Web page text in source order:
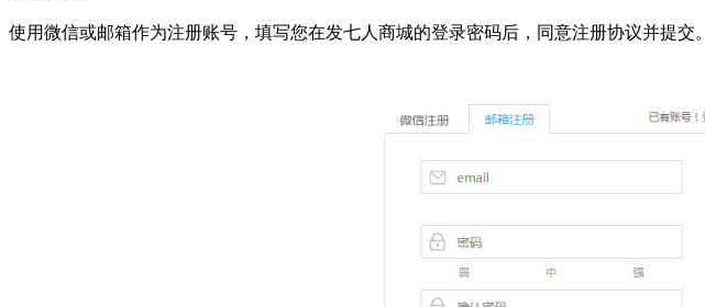
使用微信或邮箱作为注册账号，填写您在发七人商城的登录密码后，同意注册协议并提交。